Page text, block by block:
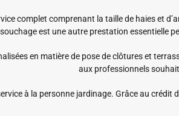
complet comprenant la taille de haies et
est une autre prestation essentielle
en matière de pose de clôtures et
aux professionnels
à la personne jardinage. Grâce au